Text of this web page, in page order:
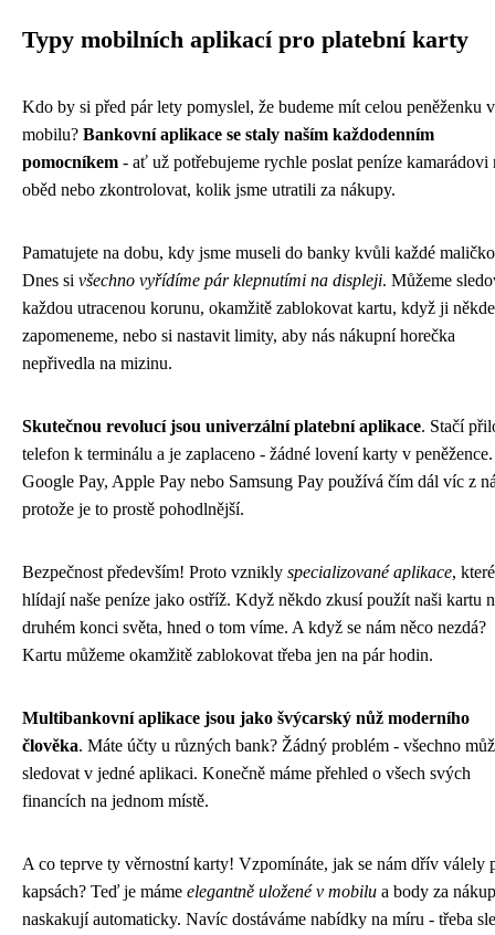
Typy mobilních aplikací pro platební karty
Kdo by si před pár lety pomyslel, že budeme mít celou peněženku v
mobilu? Bankovní aplikace se staly naším každodenním
pomocníkem - ať už potřebujeme rychle poslat peníze kamarádovi
oběd nebo zkontrolovat, kolik jsme utratili za nákupy.
Pamatujete na dobu, kdy jsme museli do banky kvůli každé
Dnes si všechno vyřídíme pár klepnutími na displeji. Můžeme
každou utracenou korunu, okamžitě zablokovat kartu, když ji někde
zapomeneme, nebo si nastavit limity, aby nás nákupní horečka
nepřivedla na mizinu.
Skutečnou revolucí jsou univerzální platební aplikace. Stačí
telefon k terminálu a je zaplaceno - žádné lovení karty v peněžence.
Google Pay, Apple Pay nebo Samsung Pay používá čím dál víc z
protože je to prostě pohodlnější.
Bezpečnost především! Proto vznikly specializované aplikace, které
hlídají naše peníze jako ostříž. Když někdo zkusí použít naši kartu
druhém konci světa, hned o tom víme. A když se nám něco nezdá?
Kartu můžeme okamžitě zablokovat třeba jen na pár hodin.
Multibankovní aplikace jsou jako švýcarský nůž moderního
člověka. Máte účty u různých bank? Žádný problém - všechno
sledovat v jedné aplikaci. Konečně máme přehled o všech svých
financích na jednom místě.
A co teprve ty věrnostní karty! Vzpomínáte, jak se nám dřív válely
kapsách? Teď je máme elegantně uložené v mobilu a body za
naskakují automaticky. Navíc dostáváme nabídky na míru - třeba